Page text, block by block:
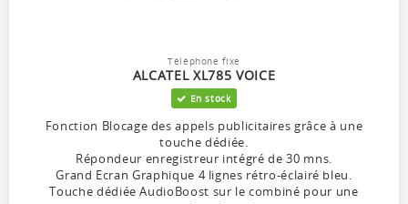
Téléphone fixe
ALCATEL XL785 VOICE
En stock
Fonction Blocage des appels publicitaires grâce à une
touche dédiée.
Répondeur enregistreur intégré de 30 mns.
Grand Ecran Graphique 4 lignes rétro-éclairé bleu.
Touche dédiée AudioBoost sur le combiné pour une